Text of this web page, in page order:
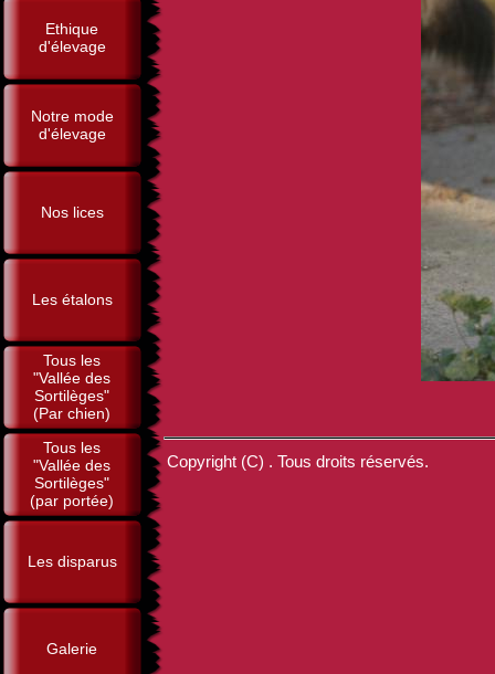
Ethique
d'élevage
Notre mode
d'élevage
Nos lices
Les étalons
Tous les
"Vallée des
Sortilèges"
(Par chien)
Tous les
"Vallée des
Sortilèges"
(par portée)
Les disparus
Galerie
Copyright (C) . Tous droits réservés.